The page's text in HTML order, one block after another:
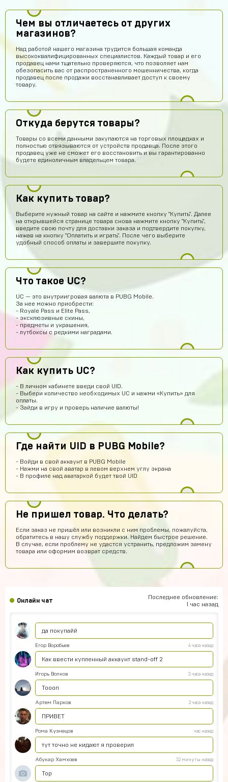
Чем вы отличаетесь от других
магазинов?
Над работой нашего магазина трудится большая команда
высококвалифицированных специалистов. Каждый товар и его
продавец нами тщательно проверяются, что позволяет нам
обезопасить вас от распространенного мошенничества, когда
продавец после продажи восстанавливает доступ к своему
товару.
Откуда берутся товары?
Товары со всеми данными закупаются на торговых площадках и
полностью отвязываются от устройств продавца. После этого
продавец уже не сможет его восстановить и вы гарантированно
будете единоличным владельцем товара.
Как купить товар?
Выберите нужный товар на сайте и нажмите кнопку "Купить". Далее
на открывшейся странице товара снова нажмите кнопку "Купить",
введите свою почту для доставки заказа и подтвердите покупку,
нажав на кнопку "Оплатить и играть". После чего выберите
удобный способ оплаты и завершите покупку.
Что такое UC?
UC — это внутриигровая валюта в PUBG Mobile.
За нее можно приобрести:
- Royale Pass и Elite Pass,
- эксклюзивные скины,
- предметы и украшения,
- лутбоксы с редкими наградами.
Как купить UC?
- В личном кабинете введи свой UID.
- Выбери количество необходимых UC и нажми «Купить» для
оплаты.
- Зайди в игру и проверь наличие валюты!
Где найти UID в PUBG Mobile?
- Войди в свой аккаунт в PUBG Mobile
- Нажми на свой аватар в левом верхнем углу экрана
- В профиле над аватаркой будет твой UID
Не пришел товар. Что делать?
Если заказ не пришёл или возникли с ним проблемы, пожалуйста,
обратитесь в нашу службу поддержки. Найдем быстрое решение.
В случае, если проблему не удастся устранить, предложим замену
товара или оформим возврат средств.
Онлайн чат
Последнее обновление:
1 час назад
ЕК
Егор Карачев
Топ сайт!
14 часов назад
Подскажите как решить проблему с оплатой через
телефон, вечная загрузка
Топ
Vladimir Shumskiy
Классный сайт и товары!
Даниил Смирнов
Rimma Margaryan
Там с верху есть твой акк в левом верхнем углу и
Саша Соколов 9 часов назад
Нет магаз не кидает все клево
ksgs 9 часов назад
привет всем
Это рили рили
да покупайй
Егор Воробьев 4 часа назад
Как ввести купленный аккаунт stand-off 2
Игорь Волков 3 часа назад
Тоооп
Артем Парков 2 часа назад
ПРИВЕТ
Рома Кузнецов час назад
тут точно не кидают я проверил
Абукар Хамхоев 32 минуты назад
Top